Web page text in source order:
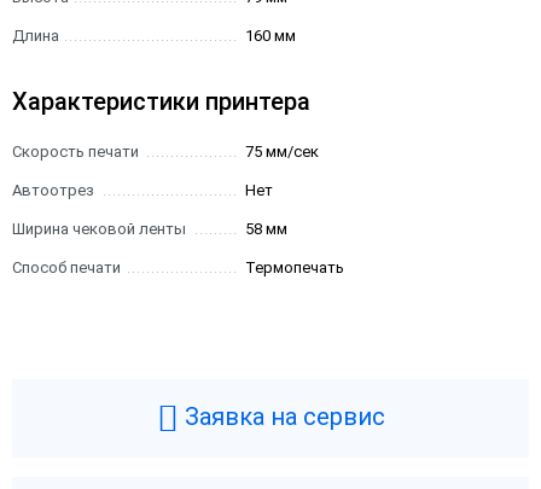
Длина 160 мм
Характеристики принтера
Скорость печати 75 мм/сек
Автоотрез Нет
Ширина чековой ленты 58 мм
Способ печати Термопечать
Заявка на сервис